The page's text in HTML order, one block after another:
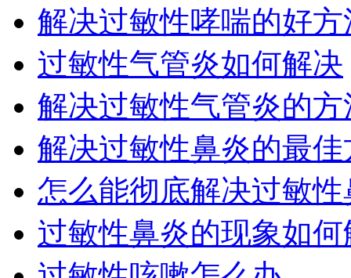
解决过敏性哮喘的好方
过敏性气管炎如何解决
解决过敏性气管炎的方
解决过敏性鼻炎的最佳
怎么能彻底解决过敏性
过敏性鼻炎的现象如何